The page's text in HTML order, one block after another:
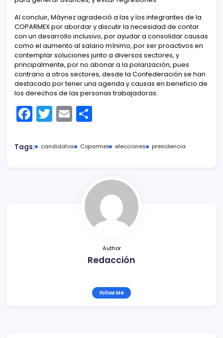
Al concluir, Máynez agradeció a las y los integrantes de la
COPARMEX por abordar y discutir la necesidad de contar
con un desarrollo inclusivo, por ayudar a consolidar causas
como el aumento al salario mínimo, por ser proactivos en
contemplar soluciones junto a diversos sectores, y
principalmente, por no abonar a la polarización, pues
contrario a otros sectores, desde la Confederación se han
destacado por tener una agenda y causas en beneficio de
los derechos de las personas trabajadoras.
F
a
c
T
w
itt
E
m
ai m
ar
tir
Tags: candidatos Coparmex elecciones presidencia
Author
Redacción
Follow Me